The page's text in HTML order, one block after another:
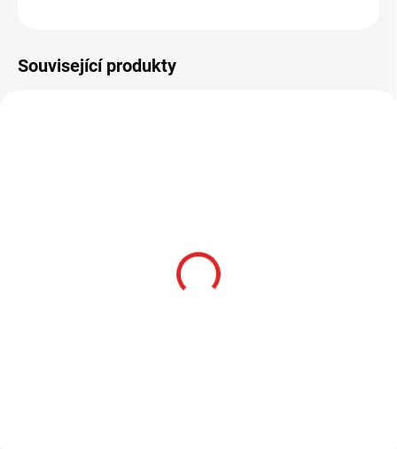
Související produkty